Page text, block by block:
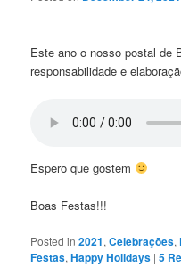
Este ano o nosso postal de
responsabilidade e
Espero que gostem
Boas Festas!!!
Posted in 2021,Celebraçōes,
Festas,Happy Holidays |5